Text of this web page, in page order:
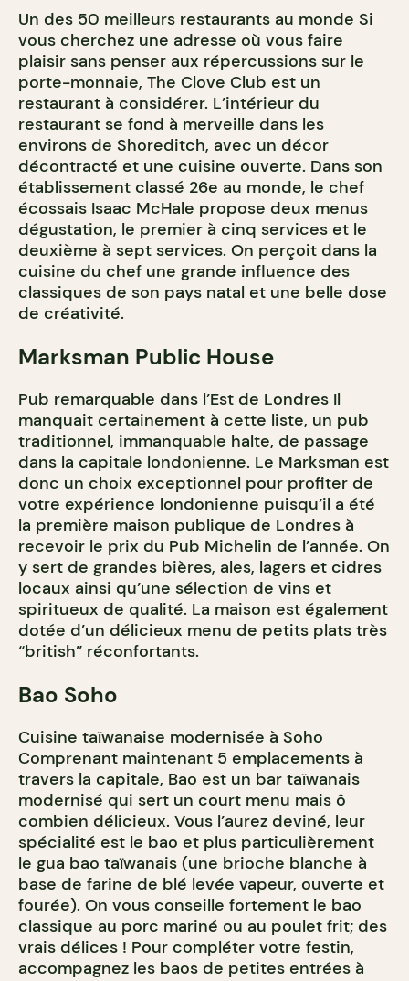
Un des 50 meilleurs restaurants au monde Si
vous cherchez une adresse où vous faire
plaisir sans penser aux répercussions sur le
porte-monnaie, The Clove Club est un
restaurant à considérer. L’intérieur du
restaurant se fond à merveille dans les
environs de Shoreditch, avec un décor
décontracté et une cuisine ouverte. Dans son
établissement classé 26e au monde, le chef
écossais Isaac McHale propose deux menus
dégustation, le premier à cinq services et le
deuxième à sept services. On perçoit dans la
cuisine du chef une grande influence des
classiques de son pays natal et une belle dose
de créativité.
Marksman Public House
Pub remarquable dans l’Est de Londres Il
manquait certainement à cette liste, un pub
traditionnel, immanquable halte, de passage
dans la capitale londonienne. Le Marksman est
donc un choix exceptionnel pour profiter de
votre expérience londonienne puisqu’il a été
la première maison publique de Londres à
recevoir le prix du Pub Michelin de l’année. On
y sert de grandes bières, ales, lagers et cidres
locaux ainsi qu’une sélection de vins et
spiritueux de qualité. La maison est également
dotée d’un délicieux menu de petits plats très
“british” réconfortants.
Bao Soho
Cuisine taïwanaise modernisée à Soho
Comprenant maintenant 5 emplacements à
travers la capitale, Bao est un bar taïwanais
modernisé qui sert un court menu mais ô
combien délicieux. Vous l’aurez deviné, leur
spécialité est le bao et plus particulièrement
le gua bao taïwanais (une brioche blanche à
base de farine de blé levée vapeur, ouverte et
fourée). On vous conseille fortement le bao
classique au porc mariné ou au poulet frit; des
vrais délices ! Pour compléter votre festin,
accompagnez les baos de petites entrées à